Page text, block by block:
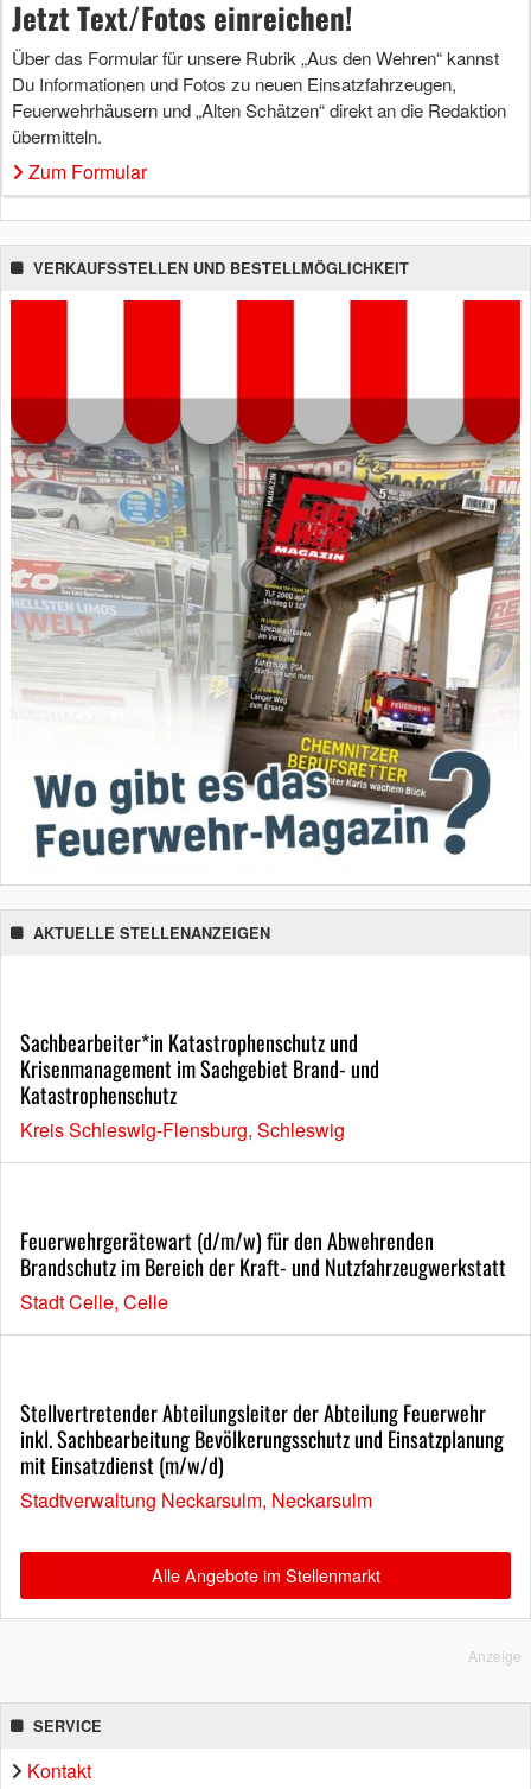
Jetzt Text/Fotos einreichen!
Über das Formular für unsere Rubrik „Aus den Wehren“ kannst
Du Informationen und Fotos zu neuen Einsatzfahrzeugen,
Feuerwehrhäusern und „Alten Schätzen“ direkt an die Redaktion
übermitteln.
Zum Formular
VERKAUFSSTELLEN UND BESTELLMÖGLICHKEIT
AKTUELLE STELLENANZEIGEN
Sachbearbeiter*in Katastrophenschutz und
Krisenmanagement im Sachgebiet Brand- und
Katastrophenschutz
Kreis Schleswig-Flensburg, Schleswig
Feuerwehrgerätewart (d/m/w) für den Abwehrenden
Brandschutz im Bereich der Kraft- und Nutzfahrzeugwerkstatt
Stadt Celle, Celle
Stellvertretender Abteilungsleiter der Abteilung Feuerwehr
inkl. Sachbearbeitung Bevölkerungsschutz und Einsatzplanung
mit Einsatzdienst (m/w/d)
Stadtverwaltung Neckarsulm, Neckarsulm
Alle Angebote im Stellenmarkt
Anzeige
SERVICE
Kontakt